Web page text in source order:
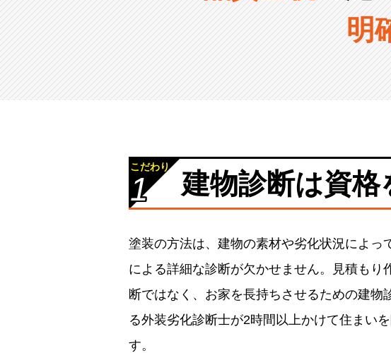
明
こだわり
1 建物診断は資格
塗装の方法は、建物の素材や劣化状況によっ
による詳細な診断が欠かせません。見積もり
断ではなく、お家を長持ちさせるための建物
る外装劣化診断士が2時間以上かけて住まい
す。